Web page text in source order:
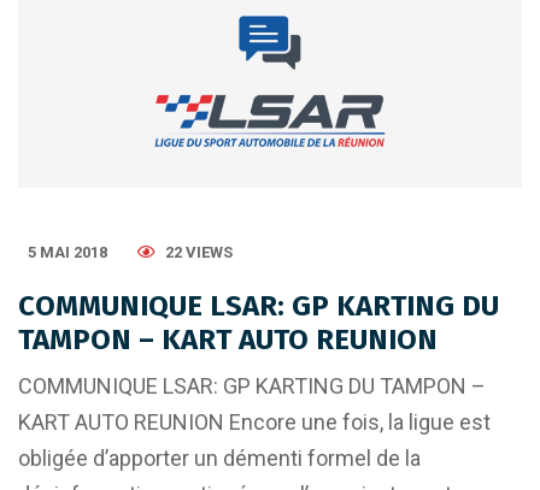
5 MAI 2018 22 VIEWS
COMMUNIQUE LSAR: GP KARTING DU
TAMPON – KART AUTO REUNION
COMMUNIQUE LSAR: GP KARTING DU TAMPON –
KART AUTO REUNION Encore une fois, la ligue est
obligée d’apporter un démenti formel de la